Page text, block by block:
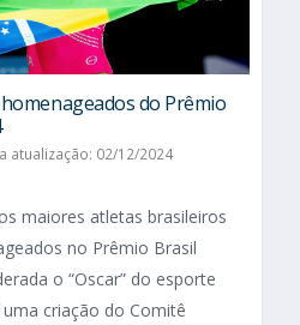
do Prêmio
atualização: 02/12/2024
maiores atletas brasileiros
no Prêmio Brasil
o “Oscar” do esporte
criação do Comitê